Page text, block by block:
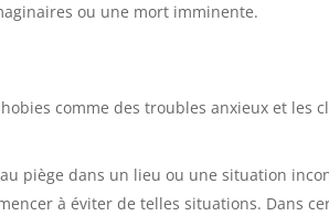
ou une mort imminente.
comme des troubles anxieux et les
piège dans un lieu ou une situation
à éviter de telles situations. Dans